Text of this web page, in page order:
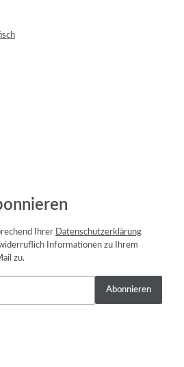
Ihrer Datenschutzerklärung
Informationen zu Ihrem
zu.
Abonnieren